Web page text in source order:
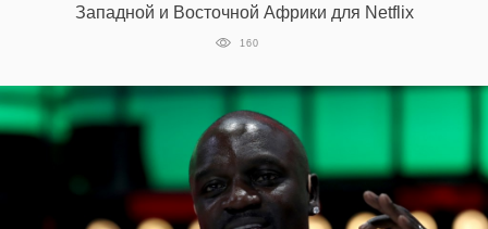
Западной и Восточной Африки для Netflix
160